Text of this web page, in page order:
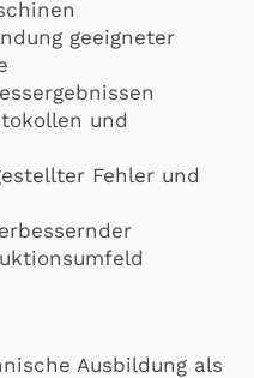
geeigneter
und
Fehler und
Ausbildung als